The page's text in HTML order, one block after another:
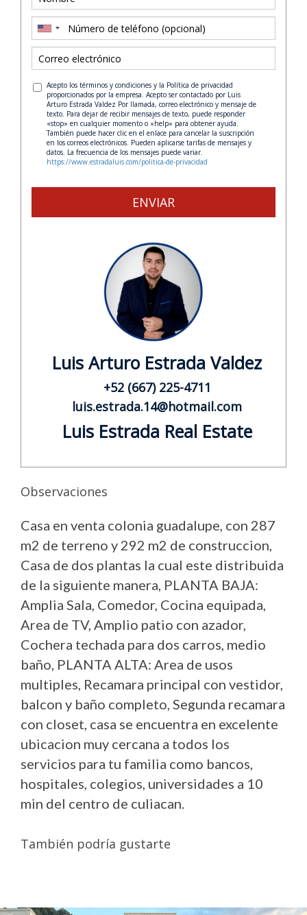
Acepto los términos y condiciones y la Política de privacidad
proporcionados por la empresa. Acepto ser contactado por Luis
Arturo Estrada Valdez Por llamada, correo electrónico y mensaje de
texto. Para dejar de recibir mensajes de texto, puede responder
«stop» en cualquier momento o «help» para obtener ayuda.
También puede hacer clic en el enlace para cancelar la suscripción
en los correos electrónicos. Pueden aplicarse tarifas de mensajes y
datos. La frecuencia de los mensajes puede variar.
https://www.estradaluis.com/politica-de-privacidad
ENVIAR
Luis Arturo Estrada Valdez
+52 (667) 225-4711
luis.estrada.14@hotmail.com
Luis Estrada Real Estate
Observaciones
Casa en venta colonia guadalupe, con 287
m2 de terreno y 292 m2 de construccion,
Casa de dos plantas la cual este distribuida
de la siguiente manera, PLANTA BAJA:
Amplia Sala, Comedor, Cocina equipada,
Area de TV, Amplio patio con azador,
Cochera techada para dos carros, medio
baño, PLANTA ALTA: Area de usos
multiples, Recamara principal con vestidor,
balcon y baño completo, Segunda recamara
con closet, casa se encuentra en excelente
ubicacion muy cercana a todos los
servicios para tu familia como bancos,
hospitales, colegios, universidades a 10
min del centro de culiacan.
También podría gustarte